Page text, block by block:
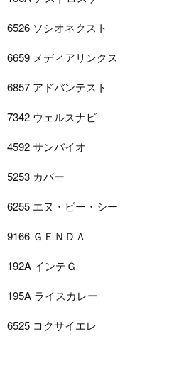
6526 ソシオネクスト
6659 メディアリンクス
6857 アドバンテスト
7342 ウェルスナビ
4592 サンバイオ
5253 カバー
6255 エヌ・ピー・シー
9166 ＧＥＮＤＡ
192A インテＧ
195A ライスカレー
6525 コクサイエレ